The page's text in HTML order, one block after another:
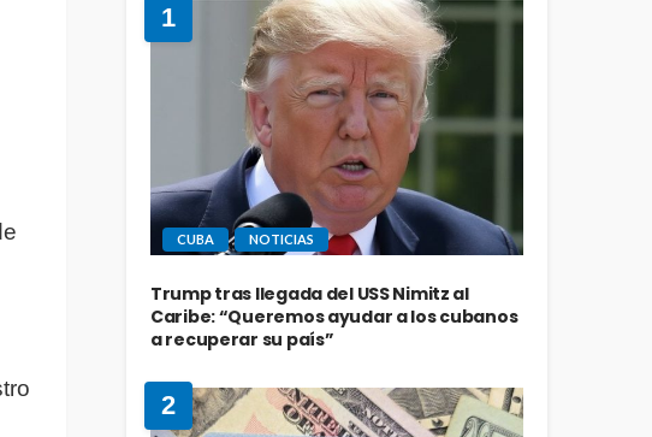
1
CUBA NOTICIAS
Trump tras llegada del USS Nimitz al
Caribe: “Queremos ayudar a los cubanos
a recuperar su país”
2